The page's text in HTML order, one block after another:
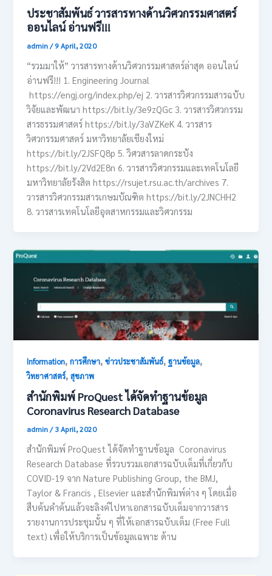
ประชาสัมพันธ์ วารสารทางด้านวิศวกรรมศาสตร์
ออนไลน์ อ่านฟรี!!!
admin/9 April, 2020
“รวมมาให้” วารสารทางด้านวิศวกรรมศาสตร์ล่าสุด ออนไลน์
อ่านฟรี!!! 1. Engineering Journal
https://engj.org/index.php/ej 2. วารสารวิศวกรรมสารฉบับ
วิจัยและพัฒนา https://bit.ly/3e9zQGc 3. วารสารวิศวกรรม
สารธรรมศาสตร์ https://bit.ly/3aVZKeK 4. วารสาร
วิศวกรรมศาสตร์ มหาวิทยาลัยเชียงใหม่
https://bit.ly/2JSFQ8p 5. วิศวสารลาดกระบัง
https://bit.ly/2Vd2E8n 6. วารสารวิศวกรรมและเทคโนโลยี
มหาวิทยาลัยรังสิต https://rsujet.rsu.ac.th/archives 7.
วารสารวิศวกรรมสารเกษมบัณฑิต https://bit.ly/2JNCHH2
8. วารสารเทคโนโลยีอุตสาหกรรมและวิศวกรรม
Information,การศึกษา,ข่าวประชาสัมพันธ์,ฐานข้อมูล,
วิทยาศาสตร์,สุขภาพ
สำนักพิมพ์ ProQuest ได้จัดทำฐานข้อมูล
Coronavirus Research Database
admin/3 April, 2020
สำนักพิมพ์ ProQuest ได้จัดทำฐานข้อมูล Coronavirus
Research Database ที่รวบรวมเอกสารฉบับเต็มที่เกี่ยวกับ
COVID-19 จาก Nature Publishing Group, the BMJ,
Taylor & Francis , Elsevier และสำนักพิมพ์ต่าง ๆ โดยเมื่อ
สืบค้นคำค้นแล้วจะลิงค์ไปหาเอกสารฉบับเต็มจากวารสาร
รายงานการประชุมนั้น ๆ ที่ให้เอกสารฉบับเต็ม (Free Full
text) เพื่อให้บริการเป็นข้อมูลเฉพาะ ด้าน